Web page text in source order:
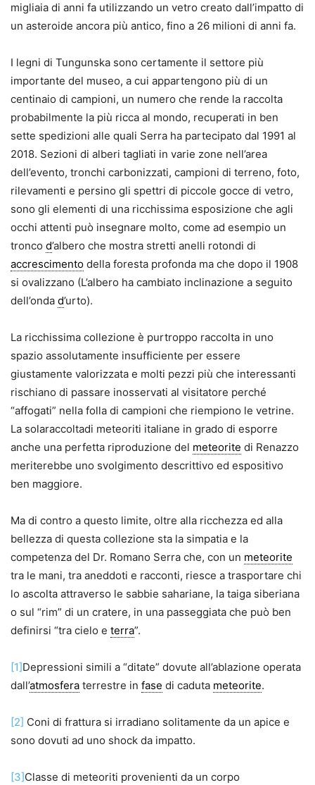
migliaia di anni fa utilizzando un vetro creato dall’impatto di
un asteroide ancora più antico, fino a 26 milioni di anni fa.
I legni di Tungunska sono certamente il settore più
importante del museo, a cui appartengono più di un
centinaio di campioni, un numero che rende la raccolta
probabilmente la più ricca al mondo, recuperati in ben
sette spedizioni alle quali Serra ha partecipato dal 1991 al
2018. Sezioni di alberi tagliati in varie zone nell’area
dell’evento, tronchi carbonizzati, campioni di terreno, foto,
rilevamenti e persino gli spettri di piccole gocce di vetro,
sono gli elementi di una ricchissima esposizione che agli
occhi attenti può insegnare molto, come ad esempio un
tronco d’albero che mostra stretti anelli rotondi di
accrescimento della foresta profonda ma che dopo il 1908
si ovalizzano (L’albero ha cambiato inclinazione a seguito
dell’onda d’urto).
La ricchissima collezione è purtroppo raccolta in uno
spazio assolutamente insufficiente per essere
giustamente valorizzata e molti pezzi più che interessanti
rischiano di passare inosservati al visitatore perché
“affogati” nella folla di campioni che riempiono le vetrine.
La solaraccoltadi meteoriti italiane in grado di esporre
anche una perfetta riproduzione del meteorite di Renazzo
meriterebbe uno svolgimento descrittivo ed espositivo
ben maggiore.
Ma di contro a questo limite, oltre alla ricchezza ed alla
bellezza di questa collezione sta la simpatia e la
competenza del Dr. Romano Serra che, con un meteorite
tra le mani, tra aneddoti e racconti, riesce a trasportare chi
lo ascolta attraverso le sabbie sahariane, la taiga siberiana
o sul “rim” di un cratere, in una passeggiata che può ben
definirsi “tra cielo e terra”.
[1]Depressioni simili a “ditate” dovute all’ablazione operata
dall’atmosfera terrestre in fase di caduta meteorite.
[2] Coni di frattura si irradiano solitamente da un apice e
sono dovuti ad uno shock da impatto.
[3]Classe di meteoriti provenienti da un corpo